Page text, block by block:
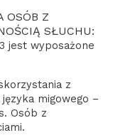
OSÓB Z
SŁUCHU:
jest wyposażone
z
migowego –
Osób z